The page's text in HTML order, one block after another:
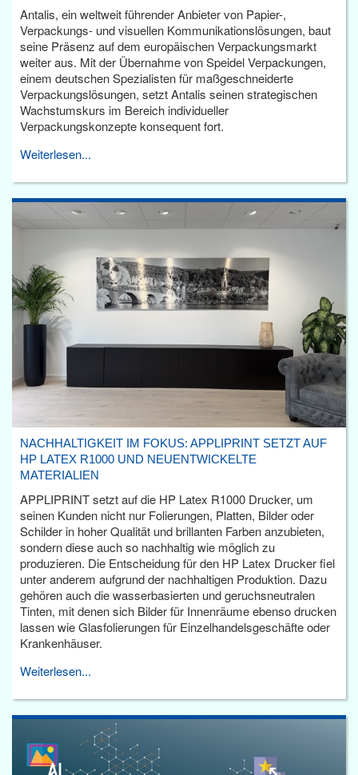
Antalis, ein weltweit führender Anbieter von Papier-,
Verpackungs- und visuellen Kommunikationslösungen, baut
seine Präsenz auf dem europäischen Verpackungsmarkt
weiter aus. Mit der Übernahme von Speidel Verpackungen,
einem deutschen Spezialisten für maßgeschneiderte
Verpackungslösungen, setzt Antalis seinen strategischen
Wachstumskurs im Bereich individueller
Verpackungskonzepte konsequent fort.
Weiterlesen...
NACHHALTIGKEIT IM FOKUS: APPLIPRINT SETZT AUF
HP LATEX R1000 UND NEUENTWICKELTE
MATERIALIEN
APPLIPRINT setzt auf die HP Latex R1000 Drucker, um
seinen Kunden nicht nur Folierungen, Platten, Bilder oder
Schilder in hoher Qualität und brillanten Farben anzubieten,
sondern diese auch so nachhaltig wie möglich zu
produzieren. Die Entscheidung für den HP Latex Drucker fiel
unter anderem aufgrund der nachhaltigen Produktion. Dazu
gehören auch die wasserbasierten und geruchsneutralen
Tinten, mit denen sich Bilder für Innenräume ebenso drucken
lassen wie Glasfolierungen für Einzelhandelsgeschäfte oder
Krankenhäuser.
Weiterlesen...